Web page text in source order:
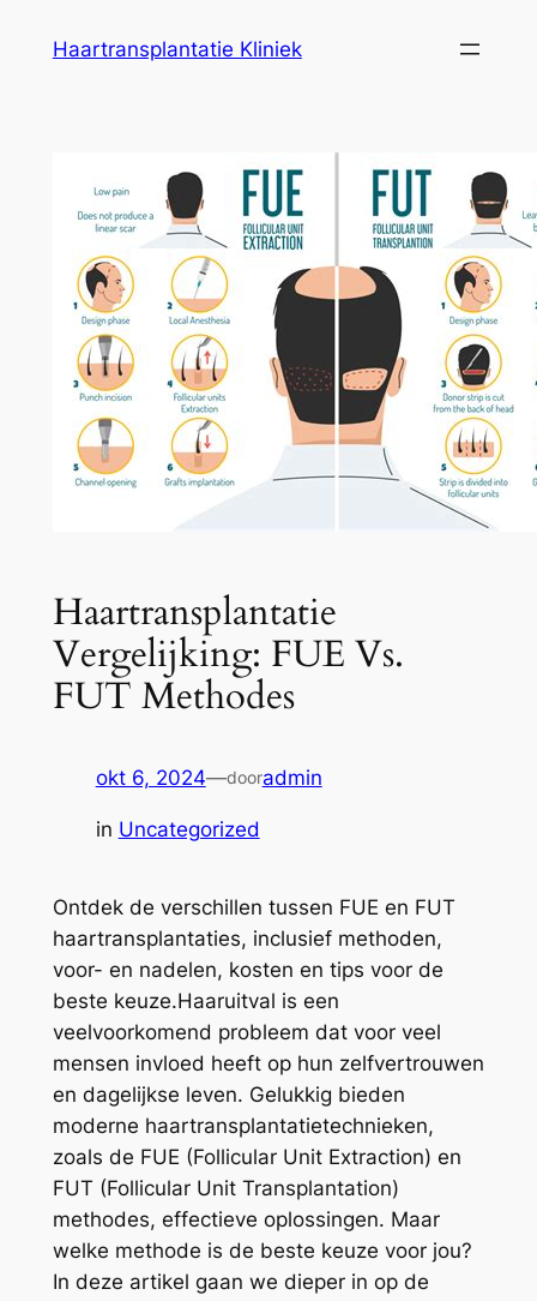
Haartransplantatie Kliniek
Haartransplantatie
Vergelijking: FUE Vs.
FUT Methodes
okt 6, 2024—dooradmin
in Uncategorized
Ontdek de verschillen tussen FUE en FUT
haartransplantaties, inclusief methoden,
voor- en nadelen, kosten en tips voor de
beste keuze.Haaruitval is een
veelvoorkomend probleem dat voor veel
mensen invloed heeft op hun zelfvertrouwen
en dagelijkse leven. Gelukkig bieden
moderne haartransplantatietechnieken,
zoals de FUE (Follicular Unit Extraction) en
FUT (Follicular Unit Transplantation)
methodes, effectieve oplossingen. Maar
welke methode is de beste keuze voor jou?
In deze artikel gaan we dieper in op de